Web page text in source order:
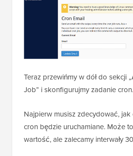
Teraz przewińmy w dół do sekcji
Job” i skonfigurujmy zadanie cron.
Najpierw musisz zdecydować,
cron będzie uruchamiane. Może
wartość, ale zalecamy interwały